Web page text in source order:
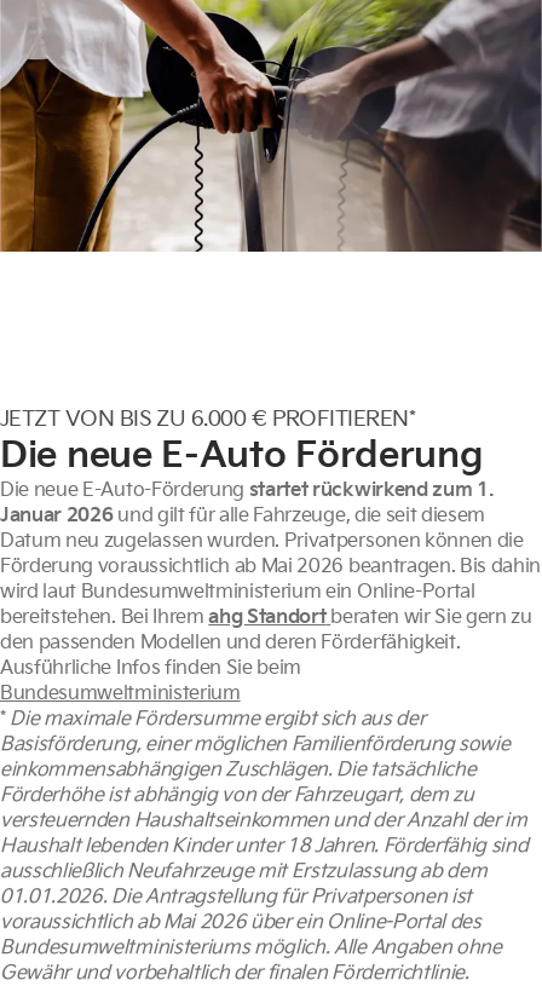
JETZT VON BIS ZU 6.000 € PROFITIEREN*
Die neue E-Auto Förderung
Die neue E-Auto-Förderung startet rückwirkend zum 1.
Januar 2026und gilt für alle Fahrzeuge, die seit diesem
Datum neu zugelassen wurden. Privatpersonen können die
Förderung voraussichtlich ab Mai 2026 beantragen. Bis dahin
wird laut Bundesumweltministerium ein Online-Portal
bereitstehen. Bei Ihremahg Standort beraten wir Sie gern zu
den passenden Modellen und deren Förderfähigkeit.
Ausführliche Infos finden Sie beim
Bundesumweltministerium
* Die maximale Fördersumme ergibt sich aus der
Basisförderung, einer möglichen Familienförderung sowie
einkommensabhängigen Zuschlägen. Die tatsächliche
Förderhöhe ist abhängig von der Fahrzeugart, dem zu
versteuernden Haushaltseinkommen und der Anzahl der im
Haushalt lebenden Kinder unter 18 Jahren. Förderfähig sind
ausschließlich Neufahrzeuge mit Erstzulassung ab dem
01.01.2026. Die Antragstellung für Privatpersonen ist
voraussichtlich ab Mai 2026 über ein Online-Portal des
Bundesumweltministeriums möglich. Alle Angaben ohne
Gewähr und vorbehaltlich der finalen Förderrichtlinie.